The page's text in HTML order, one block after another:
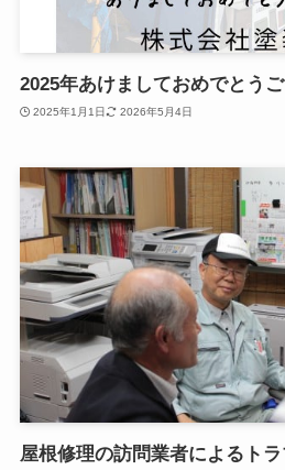
2025年あけましておめでとう
2025年1月1日 2026年5月4日
屋根修理の訪問業者によるト